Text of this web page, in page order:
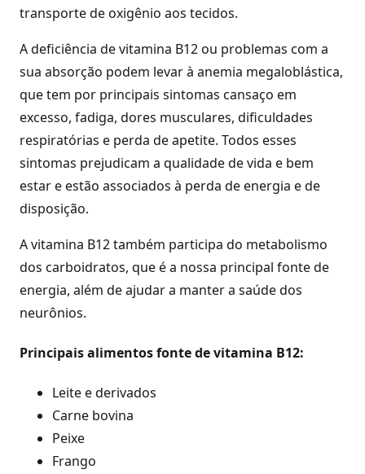
transporte de oxigênio aos tecidos.
A deficiência de vitamina B12 ou problemas com a
sua absorção podem levar à anemia megaloblástica,
que tem por principais sintomas cansaço em
excesso, fadiga, dores musculares, dificuldades
respiratórias e perda de apetite. Todos esses
sintomas prejudicam a qualidade de vida e bem
estar e estão associados à perda de energia e de
disposição.
A vitamina B12 também participa do metabolismo
dos carboidratos, que é a nossa principal fonte de
energia, além de ajudar a manter a saúde dos
neurônios.
Principais alimentos fonte de vitamina B12:
Leite e derivados
Carne bovina
Peixe
Frango